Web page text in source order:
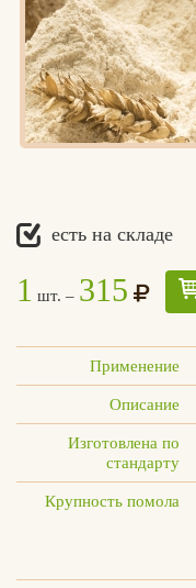
Едлин
есть на складе
1 шт. – 315
Применение
Описание
Изготовлена по
стандарту
Крупность помола